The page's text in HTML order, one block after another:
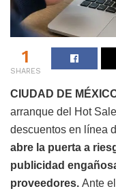
1
SHARES
CIUDAD DE
arranque del Hot
descuentos en línea
abre la puerta a
publicidad
proveedores. Ante